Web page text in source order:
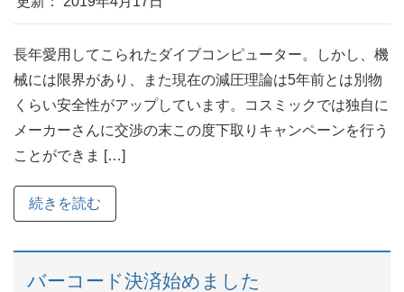
長年愛用してこられたダイブコンピューター。しかし、機
械には限界があり、また現在の減圧理論は5年前とは別物
くらい安全性がアップしています。コスミックでは独自に
メーカーさんに交渉の末この度下取りキャンペーンを行う
ことができま […]
続きを読む
バーコード決済始めました